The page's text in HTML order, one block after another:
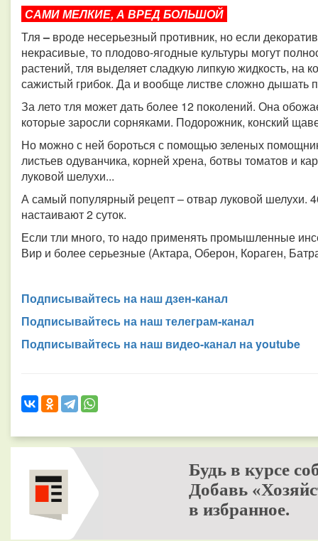
САМИ МЕЛКИЕ, А ВРЕД БОЛЬШОЙ​​​​​​​
Тля– вроде несерьезный противник, но если
некрасивые, то плодово-ягодные культуры могут
растений, тля выделяет сладкую липкую жидкость, на
сажистый грибок. Да и вообще листве сложно дышать
За лето тля может дать более 12 поколений. Она
которые заросли сорняками. Подорожник, конский
Но можно с ней бороться с помощью зеленых
листьев одуванчика, корней хрена, ботвы томатов и
луковой шелухи...
А самый популярный рецепт – отвар луковой шелухи.
настаивают 2 суток.
Если тли много, то надо применять промышленные
Вир и более серьезные (Актара, Оберон, Кораген,
Подписывайтесь на наш дзен-канал
Подписывайтесь на наш телеграм-канал
Подписывайтесь на наш видео-канал на youtube
Будь в курсе
Добавь
в избранное.